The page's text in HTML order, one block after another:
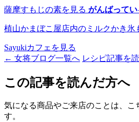
薩摩すもじの素を見る がんばってい
植山かまぼこ屋店内のミルクかき氷
Sayukiカフェを見る
← 女将ブログ一覧へ レシピ記事を
この記事を読んだ方へ
気になる商品やご来店のことは、こ
す。